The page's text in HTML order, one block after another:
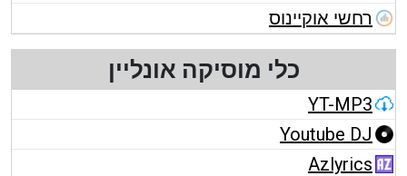
רחשי אוקיינוס
כלי מוסיקה אונליין
YT-MP3
Youtube DJ
Azlyrics